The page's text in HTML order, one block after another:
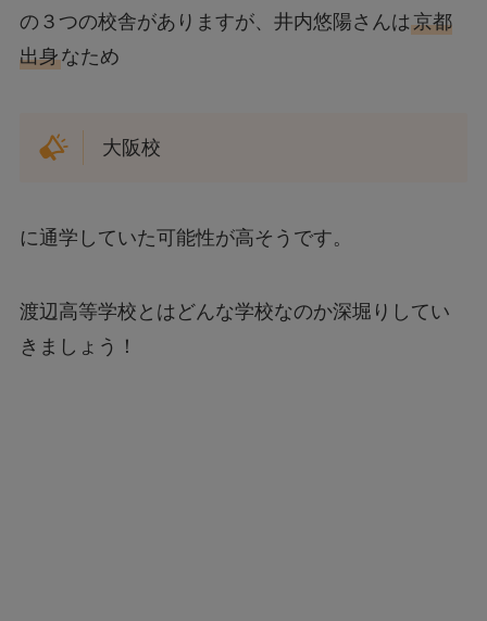
の３つの校舎がありますが、井内悠陽さんは京都
出身なため
大阪校
に通学していた可能性が高そうです。
渡辺高等学校とはどんな学校なのか深堀りしてい
きましょう！